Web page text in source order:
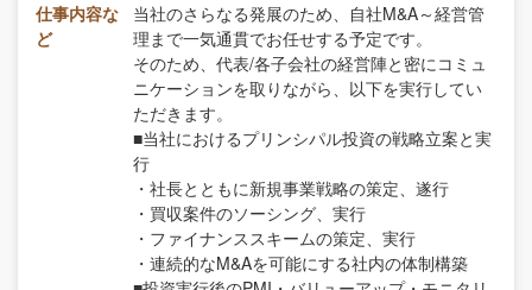
仕事内容な
ど
当社のさらなる発展のため、自社M&A～経営管
理まで一気通貫でお任せする予定です。
そのため、代表/各子会社の経営陣と密にコミュ
ニケーションを取りながら、以下を実行してい
ただきます。
■当社におけるプリンシパル投資の戦略立案と実
行
・社長とともに新規事業戦略の策定、遂行
・買収案件のソーシング、実行
・ファイナンススキームの策定、実行
・連続的なM&Aを可能にする社内の体制構築